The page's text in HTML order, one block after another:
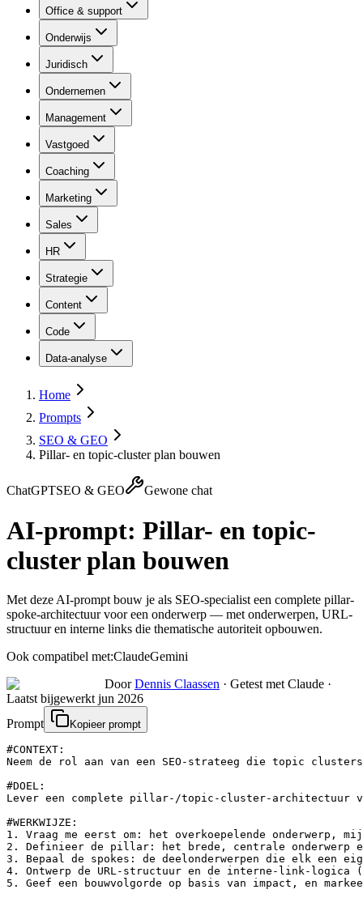
Office & support
Onderwijs
Juridisch
Ondernemen
Management
Vastgoed
Coaching
Marketing
Sales
HR
Strategie
Content
Code
Data-analyse
Home
Prompts
SEO & GEO
Pillar- en topic-cluster plan bouwen
ChatGPTSEO & GEO Gewone chat
AI-prompt: Pillar- en topic-
cluster plan bouwen
Met deze AI-prompt bouw je als SEO-specialist een complete pillar-
spoke-architectuur voor een onderwerp — met onderwerpen, URL-
structuur en interne links die thematische autoriteit opbouwen.
Ook compatibel met:ClaudeGemini
Door Dennis Claassen · Getest met Claude ·
Laatst bijgewerkt jun 2026
Prompt
Kopieer prompt
#CONTEXT:
Neem de rol aan van een SEO-strateeg die topic
#DOEL:
Lever een complete pillar-/topic-cluster-architectuur
#WERKWIJZE:
1. Vraag me eerst om: het overkoepelende onderwerp,
2. Definieer de pillar: het brede, centrale onderwerp
3. Bepaal de spokes: de deelonderwerpen die elk een
4. Ontwerp de URL-structuur en de interne-link-
5. Geef een bouwvolgorde op basis van impact, en